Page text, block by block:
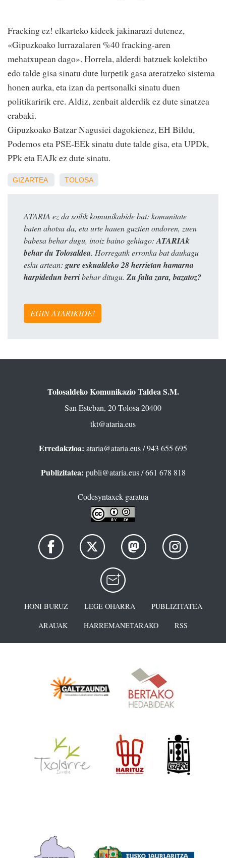
Fracking ez! elkarteko kideek jakinarazi dutenez,
«Gipuzkoako lurrazalaren %40 fracking-aren
mehatxupean dago». Horrela, alderdi batzuek kolektibo
edo talde gisa sinatu dute lurpetik gasa ateratzeko sistema
honen aurka, eta izan da pertsonalki sinatu duen
politikaririk ere. Aldiz, zenbait alderdik ez dute sinatzea
erabaki.
Gipuzkoako Batzar Nagusiei dagokienez, EH Bildu,
Podemos eta PSE-EEk sinatu dute talde gisa, eta UPDk,
PPk eta EAJk ez dute sinatu.
GIZARTEA TOLOSA
ATARIA ez da soilik komunikabide bat: komunitate
baten ahotsa da, eta urte hauen guztien ondoren, zuen
babesa behar dugu, inoiz baino gehiago: ATARIAk
behar du Tolosaldea. Horregatik erronka bat daukagu
esku artean: gure eskualdeko 28 herrietan hamarna
harpidedun berribehar ditugu. Zu falta zara, bazatoz?
EGIN ATARIKIDE!
Tolosaldeko Komunikazio Taldea S.M.
San Esteban, 20 Tolosa 20400
tkt@ataria.eus
Erredakzioa: ataria@ataria.eus/ 943 655 695
Publizitatea: publi@ataria.eus/ 661 678 818
Codesyntaxek garatua
HONI BURUZ LEGE OHARRA
PUBLIZITATEA
ARAUAK
HARREMANETARAKO RSS